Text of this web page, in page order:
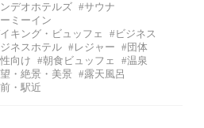
デオホテルズ #サウナ
ミーイン
キング・ビュッフェ
#ビジネス
ネスホテル #レジャー
#団体
向け
#朝食ビュッフェ
#温泉
・絶景・美景 #露天風呂
・駅近